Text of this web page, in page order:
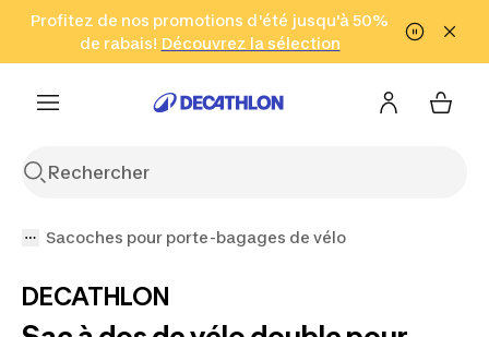
Aller à la recherche Aller au contenu Aller au pied de
Profitez de nos promotions d'été jusqu'à 50%
de rabais! Découvrez la sélection
Cliquez ici
en seulement 2 h!
(Zones sélectionnées)
Sacoches pour porte-bagages de vélo
DECATHLON